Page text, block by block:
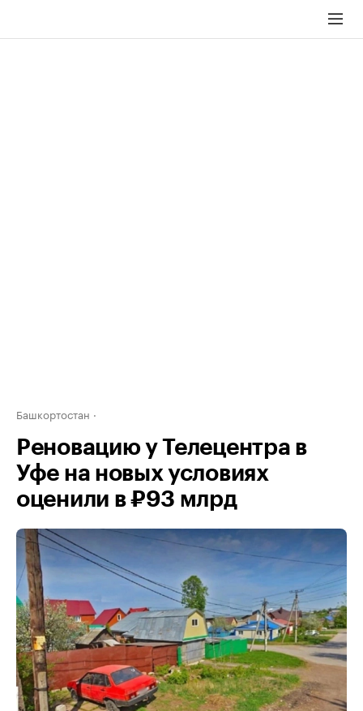
Башкортостан
Реновацию у Телецентра в
Уфе на новых условиях
оценили в ₽93 млрд